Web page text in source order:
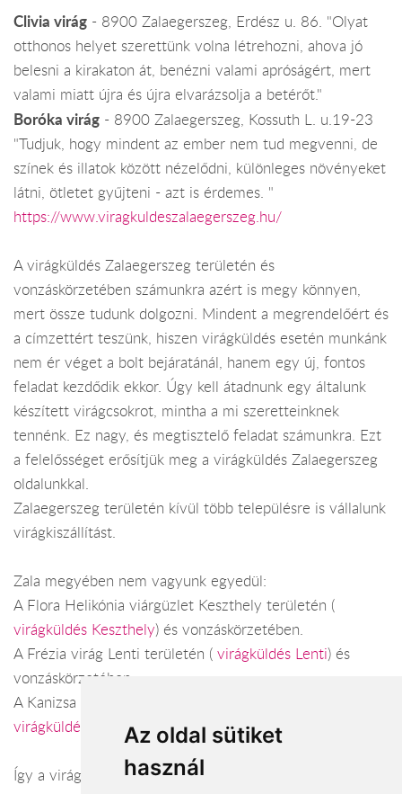
Az oldal sütiket
használ
Clivia virág - 8900 Zalaegerszeg, Erdész u. 86. "Olyat
otthonos helyet szerettünk volna létrehozni, ahova jó
belesni a kirakaton át, benézni valami apróságért, mert
valami miatt újra és újra elvarázsolja a betérőt."
Boróka virág - 8900 Zalaegerszeg, Kossuth L. u.19-23
"Tudjuk, hogy mindent az ember nem tud megvenni, de
színek és illatok között nézelődni, különleges növényeket
látni, ötletet gyűjteni - azt is érdemes. "
https://www.viragkuldeszalaegerszeg.hu/
A virágküldés Zalaegerszeg területén és
vonzáskörzetében számunkra azért is megy könnyen,
mert össze tudunk dolgozni. Mindent a megrendelőért és
a címzettért teszünk, hiszen virágküldés esetén munkánk
nem ér véget a bolt bejáratánál, hanem egy új, fontos
feladat kezdődik ekkor. Úgy kell átadnunk egy általunk
készített virágcsokrot, mintha a mi szeretteinknek
tennénk. Ez nagy, és megtisztelő feladat számunkra. Ezt
a felelősséget erősítjük meg a virágküldés Zalaegerszeg
oldalunkkal.
Zalaegerszeg területén kívül több településre is vállalunk
virágkiszállítást.
Zala megyében nem vagyunk egyedül:
A Flora Helikónia viárgüzlet Keszthely területén (
virágküldés Keszthely) és vonzáskörzetében.
A Frézia virág Lenti területén ( virágküldés Lenti) és
vonzáskörzetében.
A Kanizsa virágboltok Nagykanizsa területén (
virágküldés Nagykanizsa) és vonzáskörzetében.
Így a virágküldés Zala megye városaiban és azok